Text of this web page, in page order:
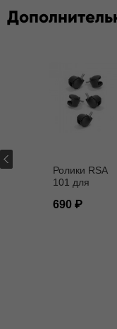
Ролики RSA
101 для
мм
690